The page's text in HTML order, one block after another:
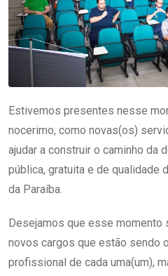
Estivemos presentes nesse
nocerimo, como novas(os)
ajudar a construir o caminho da
pública, gratuita e de qualidade
da Paraíba.
Desejamos que esse momento
novos cargos que estão sendo
profissional de cada uma(um),